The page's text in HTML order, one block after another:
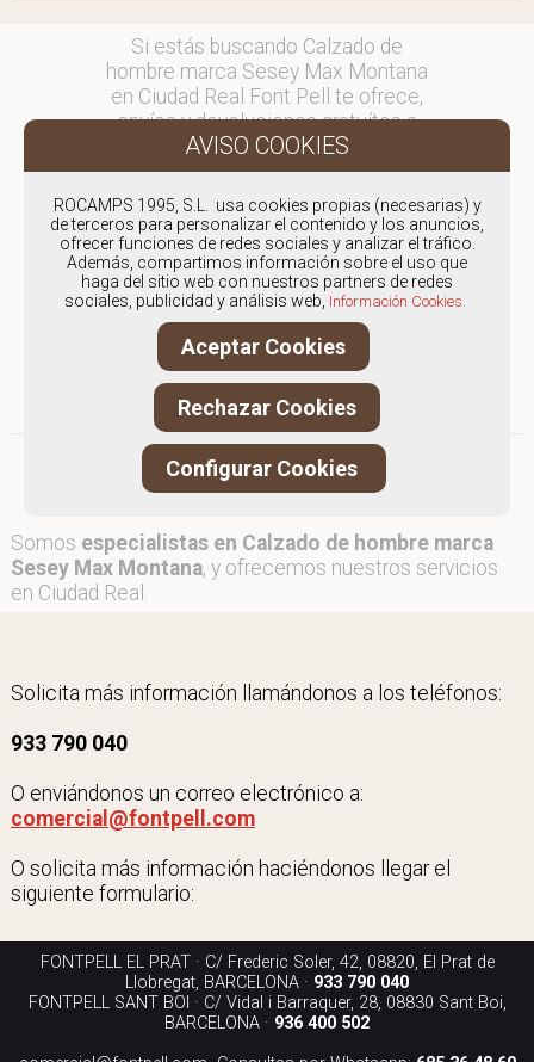
Si estás buscando Calzado de
hombre marca Sesey Max Montana
en Ciudad Real Font Pell te ofrece,
envíos y devoluciones gratuítos a
Península y Baleares, para otros
destinos consultar
en comercial@fontpell.com.
Los envíos a Ciudad Real
gestionados entre semana se
entregarán en menos de 48 horas;
los pedidos realizados en fin de
semana, el producto se enviará a
partir del lunes.
Somos especialistas en Calzado de hombre marca
Sesey Max Montana, y ofrecemos nuestros servicios
en Ciudad Real.
Solicita más información llamándonos a los teléfonos:
933 790 040
O enviándonos un correo electrónico a:
comercial@fontpell.com
O solicita más información haciéndonos llegar el
siguiente formulario:
FONTPELL EL PRAT · C/ Frederic Soler, 42, 08820, El Prat de
Llobregat, BARCELONA · 933 790 040
FONTPELL SANT BOI · C/ Vidal i Barraquer, 28, 08830 Sant Boi,
BARCELONA · 936 400 502
ROCAMPS 1995, S.L. usa cookies propias (necesarias) y
de terceros para personalizar el contenido y los anuncios,
ofrecer funciones de redes sociales y analizar el tráfico.
Además, compartimos información sobre el uso que
haga del sitio web con nuestros partners de redes
sociales, publicidad y análisis web, Información Cookies.
Aceptar Cookies
Rechazar Cookies
Configurar Cookies